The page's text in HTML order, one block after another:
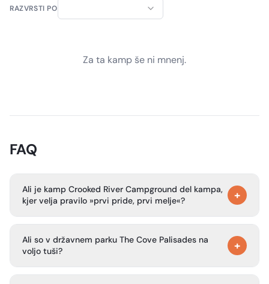
RAZVRSTI PO
Za ta kamp še ni mnenj.
FAQ
Ali je kamp Crooked River Campground del kampa,
kjer velja pravilo »prvi pride, prvi melje«?
+
kampiranje po načelu »prvi pride, prvi melje« spomladi in
jeseni.
Ali so v državnem parku The Cove Palisades na
voljo tuši?
+